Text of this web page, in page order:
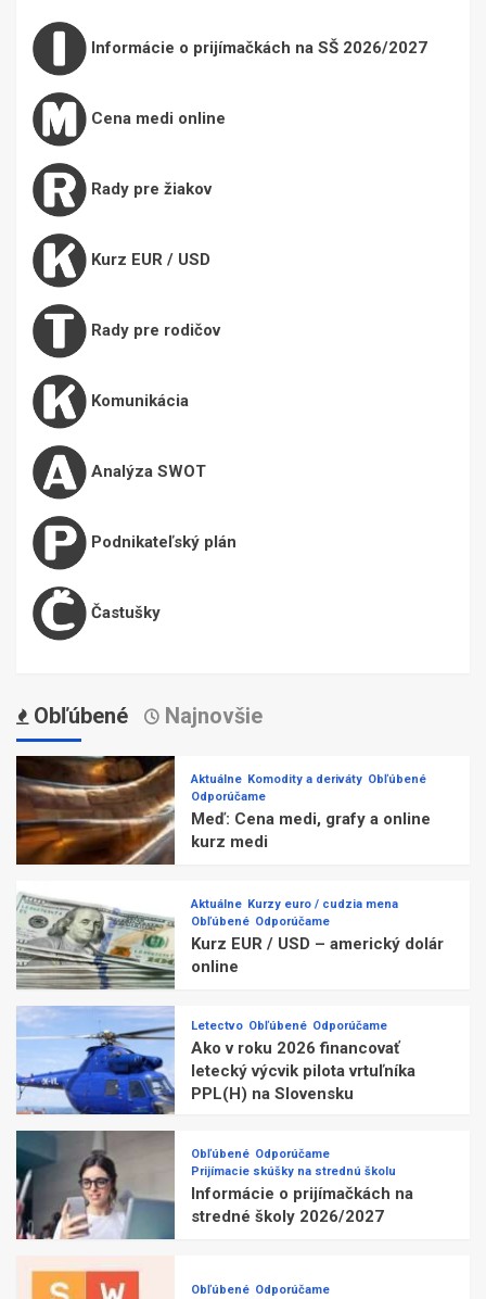
Informácie o prijímačkách na SŠ 2026/2027
Cena medi online
Rady pre žiakov
Kurz EUR / USD
Rady pre rodičov
Komunikácia
Analýza SWOT
Podnikateľský plán
Častušky
Obľúbené Najnovšie
Aktuálne Komodity a deriváty Obľúbené
Odporúčame
Meď: Cena medi, grafy a online
kurz medi
Aktuálne Kurzy euro / cudzia mena
Obľúbené Odporúčame
Kurz EUR / USD – americký dolár
online
Letectvo Obľúbené Odporúčame
Ako v roku 2026 financovať
letecký výcvik pilota vrtuľníka
PPL(H) na Slovensku
Obľúbené Odporúčame
Prijímacie skúšky na strednú školu
Informácie o prijímačkách na
stredné školy 2026/2027
Obľúbené Odporúčame